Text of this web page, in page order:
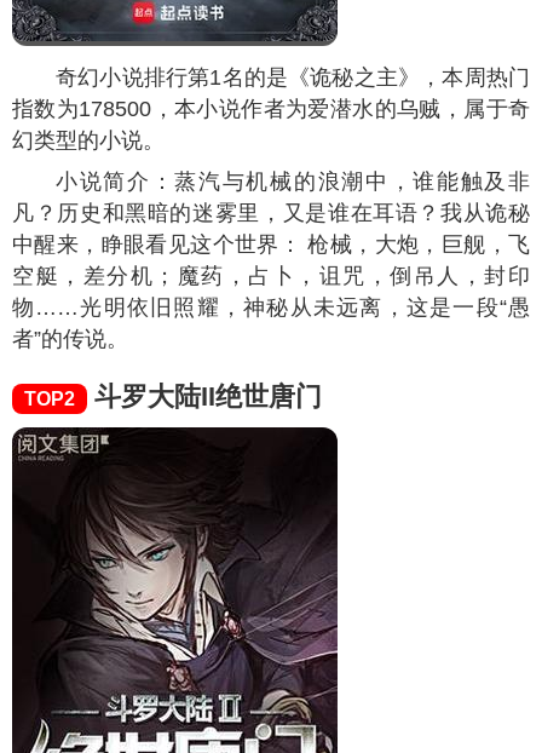
奇幻小说排行第1名的是《诡秘之主》，本周热门
指数为178500 ，本小说作者为爱潜水的乌贼，属于奇
幻类型的小说。
小说简介：蒸汽与机械的浪潮中，谁能触及非
凡？历史和黑暗的迷雾里，又是谁在耳语？我从诡秘
中醒来，睁眼看见这个世界： 枪械，大炮，巨舰，飞
空艇，差分机；魔药，占卜，诅咒，倒吊人，封印
物……光明依旧照耀，神秘从未远离，这是一段“愚
者”的传说。
TOP2 斗罗大陆II绝世唐门